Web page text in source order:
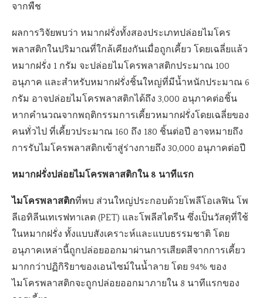
จากพืช
ผลการวิจัยพบว่า หมากฝรั่งทั้งสองประเภทปล่อยไมโคร
พลาสติกในปริมาณที่ใกล้เคียงกันเมื่อถูกเคี้ยว โดยเฉลี่ยแล้ว
หมากฝรั่ง 1 กรัม จะปล่อยไมโครพลาสติกประมาณ 100
อนุภาค และสำหรับหมากฝรั่งชิ้นใหญ่ที่มีน้ำหนักประมาณ 6
กรัม อาจปล่อยไมโครพลาสติกได้ถึง 3,000 อนุภาคต่อชิ้น
หากคำนวณจากพฤติกรรมการเคี้ยวหมากฝรั่งโดยเฉลี่ยของ
คนทั่วไป ที่เคี้ยวประมาณ 160 ถึง 180 ชิ้นต่อปี อาจหมายถึง
การรับไมโครพลาสติกเข้าสู่ร่างกายถึง 30,000 อนุภาคต่อปี
หมากฝรั่งปล่อยไมโครพลาสติกใน 8 นาทีแรก
ไมโครพลาสติกที่พบ ส่วนใหญ่ประกอบด้วยโพลีโอเลฟิน โพ
ลีเอทิลีนเทเรฟทาเลต (PET) และโพลีสไตรีน ซึ่งเป็นวัสดุที่ใช้
ในหมากฝรั่ง ทั้งแบบสังเคราะห์และแบบธรรมชาติ โดย
อนุภาคเหล่านี้ถูกปล่อยออกมาผ่านการเสียดสีจากการเคี้ยว
มากกว่าปฏิกิริยาของเอนไซม์ในน้ำลาย โดย 94% ของ
ไมโครพลาสติกจะถูกปล่อยออกมาภายใน 8 นาทีแรกของ